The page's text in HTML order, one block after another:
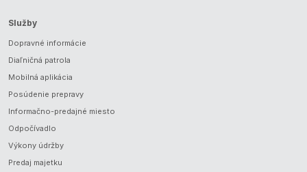
Služby
Dopravné informácie
Diaľničná patrola
Mobilná aplikácia
Posúdenie prepravy
Informačno-predajné miesto
Odpočívadlo
Výkony údržby
Predaj majetku